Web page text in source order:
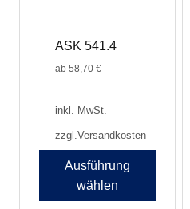
ASK 541.4
ab 58,70 €
inkl. MwSt.
zzgl.Versandkosten
Ausführung
wählen